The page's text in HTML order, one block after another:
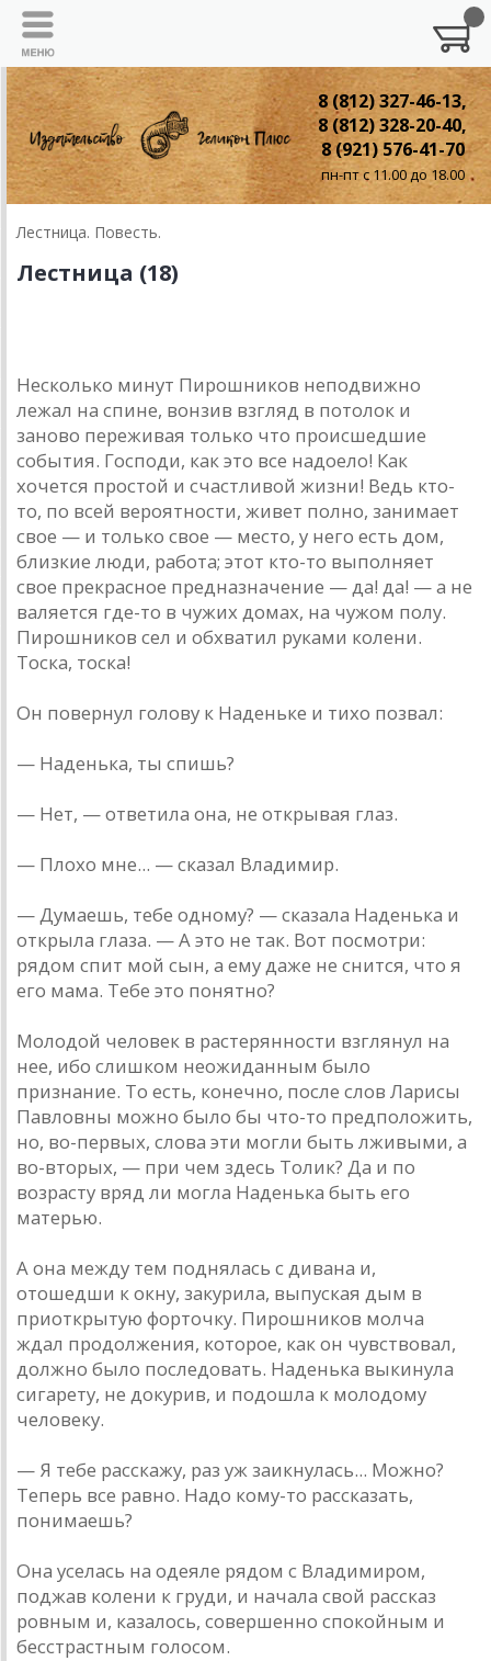
8 (812) 327-46-13,
8 (812) 328-20-40,
8 (921) 576-41-70
пн-пт с 11.00 до 18.00
Лестница. Повесть.
Лестница (18)
Несколько минут Пирошников неподвижно
лежал на спине, вонзив взгляд в потолок и
заново переживая только что происшедшие
события. Господи, как это все надоело! Как
хочется простой и счастливой жизни! Ведь кто-
то, по всей вероятности, живет полно, занимает
свое — и только свое — место, у него есть дом,
близкие люди, работа; этот кто-то выполняет
свое прекрасное предназначение — да! да! — а не
валяется где-то в чужих домах, на чужом полу.
Пирошников сел и обхватил руками колени.
Тоска, тоска!
Он повернул голову к Наденьке и тихо позвал:
— Наденька, ты спишь?
— Нет, — ответила она, не открывая глаз.
— Плохо мне... — сказал Владимир.
— Думаешь, тебе одному? — сказала Наденька и
открыла глаза. — А это не так. Вот посмотри:
рядом спит мой сын, а ему даже не снится, что я
его мама. Тебе это понятно?
Молодой человек в растерянности взглянул на
нее, ибо слишком неожиданным было
признание. То есть, конечно, после слов Ларисы
Павловны можно было бы что-то предположить,
но, во-первых, слова эти могли быть лживыми, а
во-вторых, — при чем здесь Толик? Да и по
возрасту вряд ли могла Наденька быть его
матерью.
А она между тем поднялась с дивана и,
отошедши к окну, закурила, выпуская дым в
приоткрытую форточку. Пирошников молча
ждал продолжения, которое, как он чувствовал,
должно было последовать. Наденька выкинула
сигарету, не докурив, и подошла к молодому
человеку.
— Я тебе расскажу, раз уж заикнулась... Можно?
Теперь все равно. Надо кому-то рассказать,
понимаешь?
Она уселась на одеяле рядом с Владимиром,
поджав колени к груди, и начала свой рассказ
ровным и, казалось, совершенно спокойным и
бесстрастным голосом.